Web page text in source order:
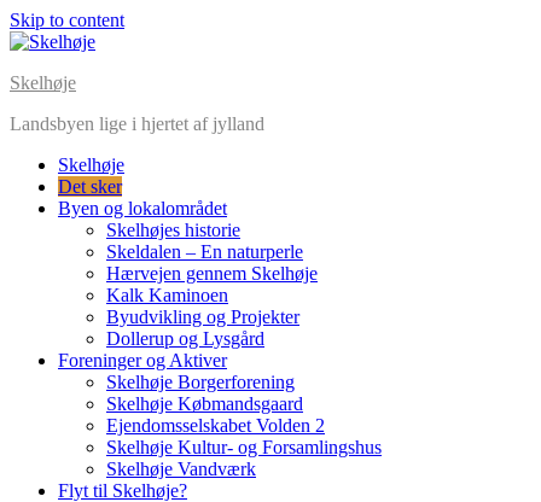
Skip to content
Skelhøje
Landsbyen lige i hjertet af jylland
Skelhøje
Det sker
Byen og lokalområdet
Skelhøjes historie
Skeldalen – En naturperle
Hærvejen gennem Skelhøje
Kalk Kaminoen
Byudvikling og Projekter
Dollerup og Lysgård
Foreninger og Aktiver
Skelhøje Borgerforening
Skelhøje Købmandsgaard
Ejendomsselskabet Volden 2
Skelhøje Kultur- og Forsamlingshus
Skelhøje Vandværk
Flyt til Skelhøje?